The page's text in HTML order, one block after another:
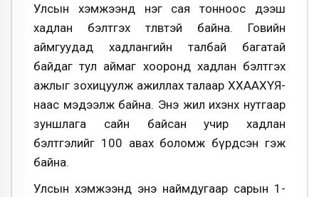
Улсын хэмжээнд нэг сая тонноос дээш
хадлан бэлтгэх төлөвтэй байна. Говийн
аймгуудад хадлангийн талбай багатай
байдаг тул аймаг хооронд хадлан бэлтгэх
ажлыг зохицуулж ажиллах талаар ХХААХҮЯ-
наас мэдээлж байна. Энэ жил ихэнх нутгаар
зуншлага сайн байсан учир хадлан
бэлтгэлийг 100 авах боломж бүрдсэн гэж
байна.
Улсын хэмжээнд энэ наймдугаар сарын 1-